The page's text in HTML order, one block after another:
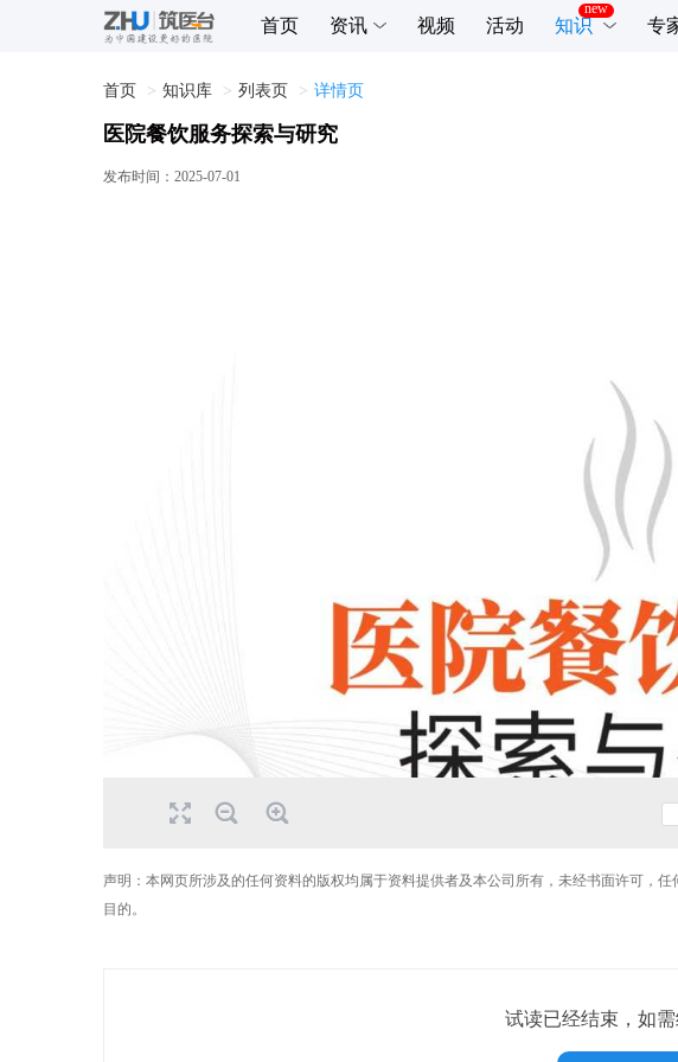
首页 资讯 视频 活动 知识 专
首页 知识库 列表页 详情页
医院餐饮服务探索与研究
发布时间： 2025-07-01
声明：本网页所涉及的任何资料的版权均属于资料提供者及本公司所有，未经书面许可，
目的。
试读已经结束，如